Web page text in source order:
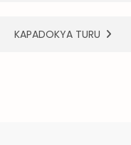
KAPADOKYA TURU